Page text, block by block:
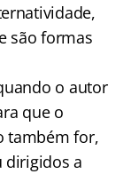
são formas
o autor
que o
também for,
dirigidos a